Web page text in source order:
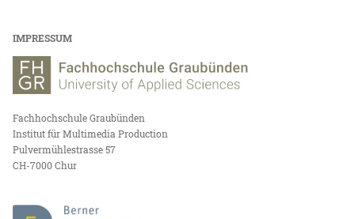
IMPRESSUM
Fachhochschule Graubünden
Institut für Multimedia Production
Pulvermühlestrasse 57
CH-7000 Chur